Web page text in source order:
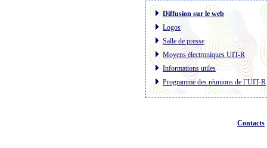
Diffusion sur le web
Logos
Salle de presse
Moyens électroniques UIT-R
Informations utiles
Programme des réunions de l´UIT-R
Contacts